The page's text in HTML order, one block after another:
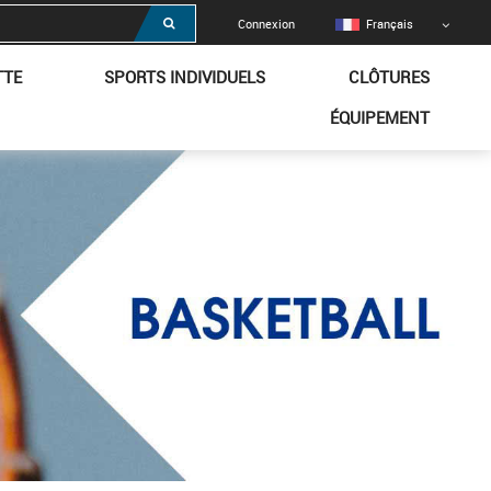
Connexion Français
SPORTS INDIVIDUELS
CLÔTURES
ÉQUIPEMENT